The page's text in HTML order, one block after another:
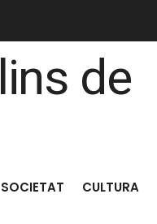
SOCIETAT CULTURA